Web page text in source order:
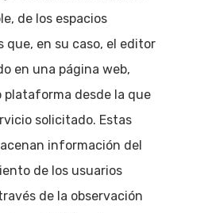
de los espacios
que, en su caso, el editor
en una página web,
plataforma desde la que
solicitado. Estas
información del
de los usuarios
de la observación